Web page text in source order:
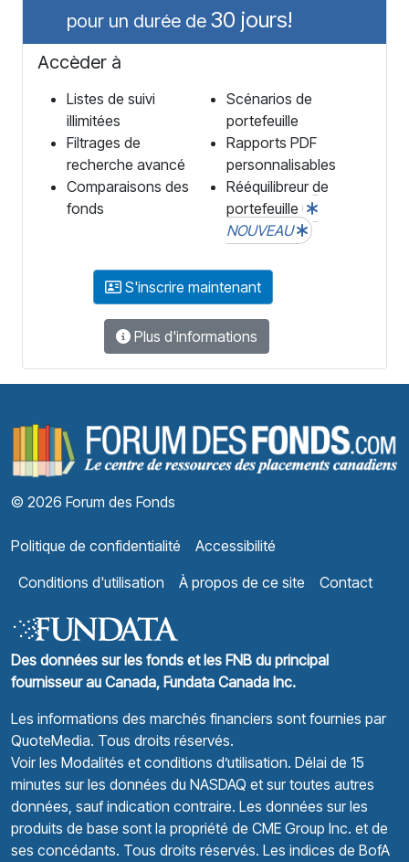
pour un durée de 30 jours!
Accèder à
Listes de suivi
illimitées
Filtrages de
recherche avancé
Comparaisons des
fonds
Scénarios de
portefeuille
Rapports PDF
personnalisables
Rééquilibreur de
portefeuille
NOUVEAU
S'inscrire maintenant
Plus d'informations
© 2026 Forum des Fonds
Politique de confidentialité
Accessibilité
Conditions d'utilisation
À propos de ce site Contact
Des données sur les fonds et les FNB du principal
fournisseur au Canada, Fundata Canada Inc.
Les informations des marchés financiers sont fournies par
QuoteMedia. Tous droits réservés.
Voir les Modalités et conditions d’utilisation. Délai de 15
minutes sur les données du NASDAQ et sur toutes autres
données, sauf indication contraire. Les données sur les
produits de base sont la propriété de CME Group Inc. et de
ses concédants. Tous droits réservés. Les indices de BofA